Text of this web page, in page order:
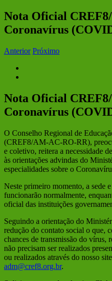
Nota Oficial
Coronavírus
Anterior Próximo
Nota Oficial
Coronavírus
O Conselho Regional de
(CREF8/AM-AC-RO-RR),
e coletivo, reitera a necessidade
às orientações advindas do
especialidades sobre o
Neste primeiro momento, a sede
funcionarão normalmente,
oficial das instituições
Seguindo a orientação do
redução do contato social o que,
chances de transmissão do vírus,
não precisam ser realizados
ou realizados através do nosso
adm@cref8.org.br.